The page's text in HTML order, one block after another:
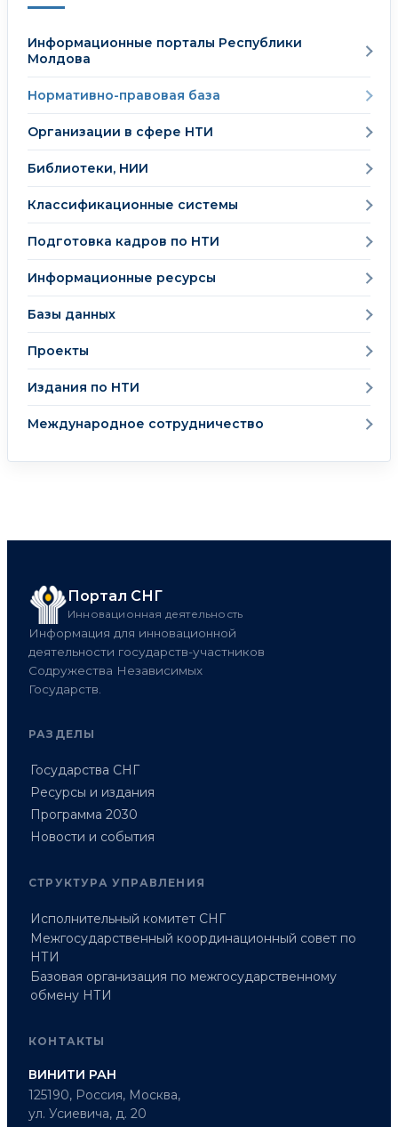
Информационные порталы Республики
Молдова
Нормативно-правовая база
Организации в сфере НТИ
Библиотеки, НИИ
Классификационные системы
Подготовка кадров по НТИ
Информационные ресурсы
Базы данных
Проекты
Издания по НТИ
Международное сотрудничество
Портал СНГ
Инновационная деятельность
Информация для инновационной
деятельности государств-участников
Содружества Независимых
Государств.
РАЗДЕЛЫ
Государства СНГ
Ресурсы и издания
Программа 2030
Новости и события
СТРУКТУРА УПРАВЛЕНИЯ
Исполнительный комитет СНГ
Межгосударственный координационный совет по
НТИ
Базовая организация по межгосударственному
обмену НТИ
КОНТАКТЫ
ВИНИТИ РАН
125190, Россия, Москва,
ул. Усиевича, д. 20